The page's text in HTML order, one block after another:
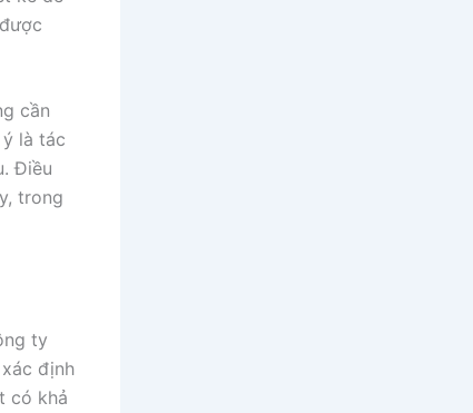
cần
là tác
Điều
trong
ty
định
có khả